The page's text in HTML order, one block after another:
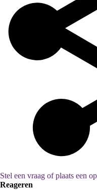
Stel een vraag of plaats een
Reageren